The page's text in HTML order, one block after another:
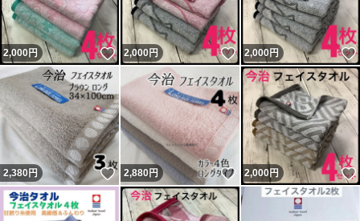
2,000円 いいね！
2,000円 いいね！
2,000円
2,380円 いいね！
2,880円 いいね！
2,000円